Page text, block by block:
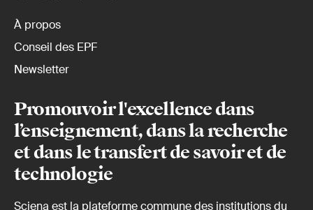
À propos
Conseil des EPF
Newsletter
Promouvoir l'excellence dans
l’enseignement, dans la recherche
et dans le transfert de savoir et de
technologie
Sciena est la plateforme commune des institutions du